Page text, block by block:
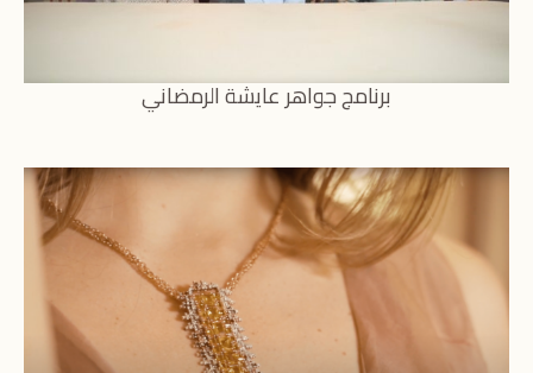
برنامج جواهر عايشة الرمضاني